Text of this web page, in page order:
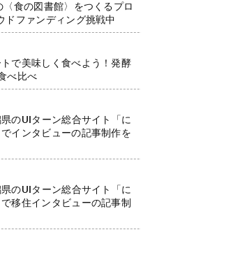
〈食の図書館〉をつくるプロ
ドファンディング挑戦中
で美味しく食べよう！発酵
べ比べ
県のUIターン総合サイト「に
インタビューの記事制作を
県のUIターン総合サイト「に
移住インタビューの記事制